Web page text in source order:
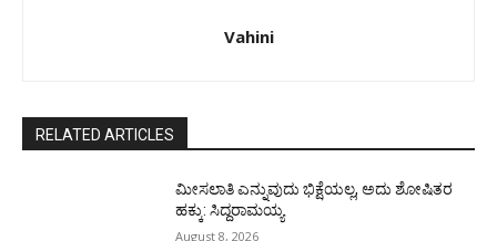
Vahini
RELATED ARTICLES
ಮೀಸಲಾತಿ ಎನ್ನುವುದು ಭಿಕ್ಷೆಯಲ್ಲ, ಅದು ಶೋಷಿತರ
ಹಕ್ಕು: ಸಿದ್ದರಾಮಯ್ಯ
August 8, 2026